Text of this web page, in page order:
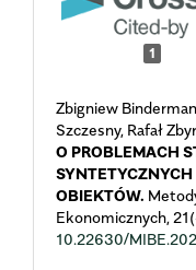
1
Zbigniew
Szczesny, Rafał
O PROBLEMACH
OBIEKTÓW.
Ekonomicznych, 21
10.22630/